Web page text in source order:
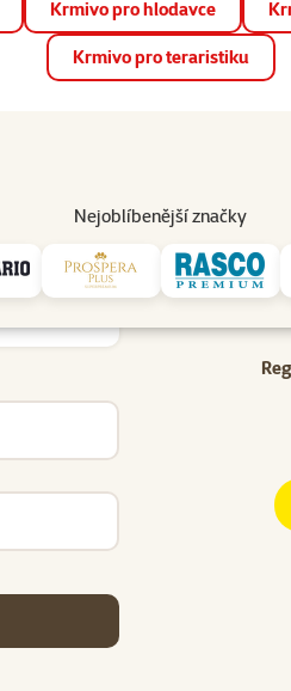
si novou aplikaci Super zoo.
Krmivo pro hlodavce
Krmivo pro teraristiku
Nejoblíbenější značky
Prodejny Služby
Uživatel - přihlášení